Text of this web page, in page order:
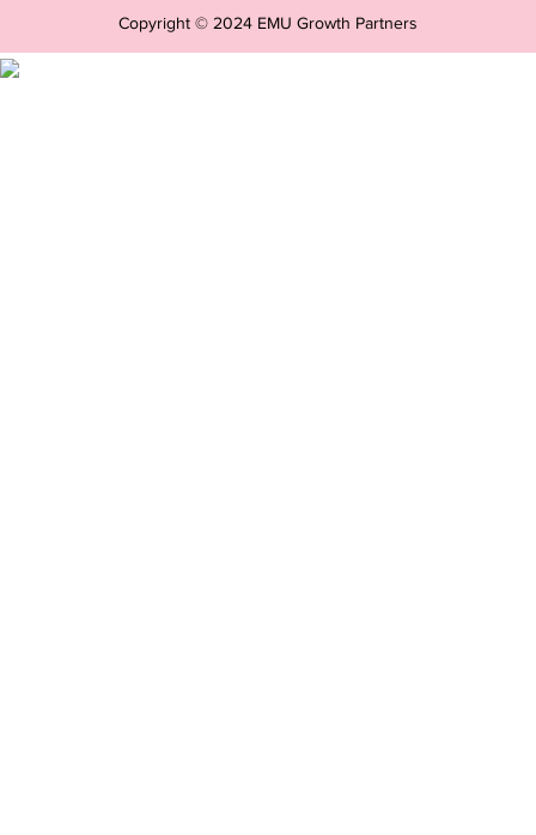
Copyright © 2024 EMU Growth Partners